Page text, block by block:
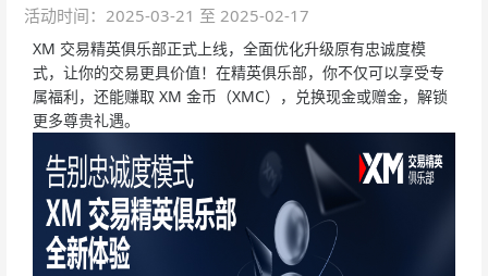
活动时间：2025-03-21 至 2025-02-17
XM 交易精英俱乐部正式上线，全面优化升级原有忠诚度模
式，让你的交易更具价值！在精英俱乐部，你不仅可以享受专
属福利，还能赚取 XM 金币（XMC），兑换现金或赠金，解锁
更多尊贵礼遇。